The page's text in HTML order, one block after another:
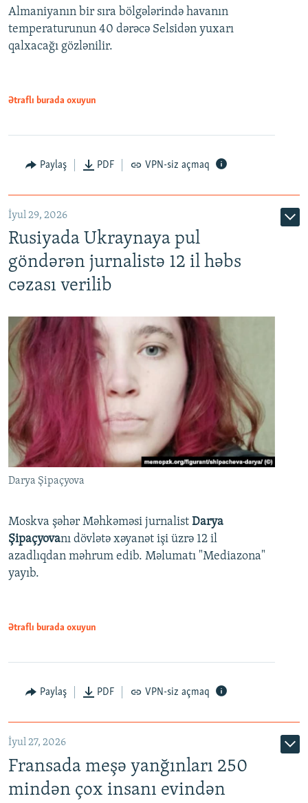
Almaniyanın bir sıra bölgələrində havanın
temperaturunun 40 dərəcə Selsidən yuxarı
qalxacağı gözlənilir.
Ətraflı burada oxuyun
Paylaş PDF VPN-siz açmaq
İyul 29, 2026
Rusiyada Ukraynaya pul
göndərən jurnalistə 12 il həbs
cəzası verilib
Darya Şipaçyova
Moskva şəhər Məhkəməsi jurnalist Darya
Şipaçyovanı dövlətə xəyanət işi üzrə 12 il
azadlıqdan məhrum edib. Məlumatı "Mediazona"
yayıb.
Ətraflı burada oxuyun
Paylaş PDF VPN-siz açmaq
İyul 27, 2026
Fransada meşə yanğınları 250
mindən çox insanı evindən